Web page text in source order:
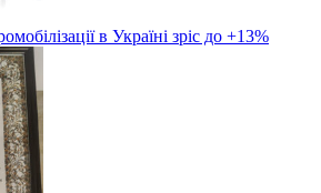
в Україні зріс до +13%